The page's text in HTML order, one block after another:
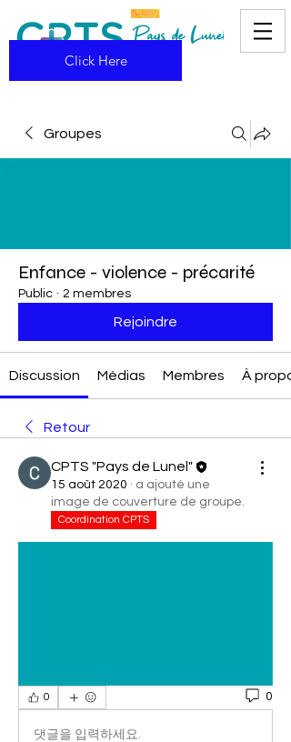
Click Here
Groupes
Enfance - violence - précarité
Public · 2 membres
Rejoindre
Discussion Médias Membres À
Retour
CPTS "Pays de Lunel"
15 août 2020 · a ajouté une
image de couverture de groupe.
Coordination CPTS
0 0
댓글을 입력하세요.